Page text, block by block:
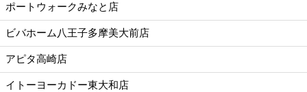
ポートウォークみなと店
ビバホーム八王子多摩美大前店
アピタ高崎店
イトーヨーカドー東大和店